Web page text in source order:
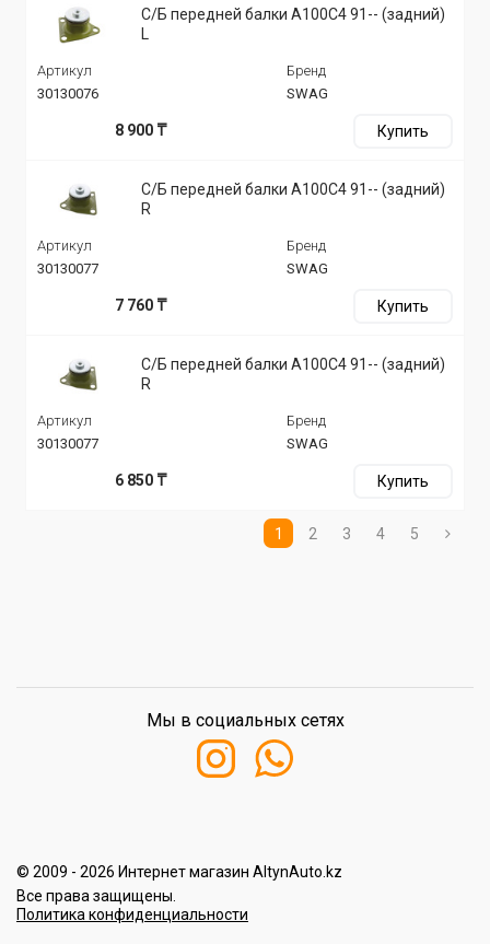
С/Б передней балки A100C4 91-- (задний)
L
Артикул
30130076
Бренд
SWAG
8 900 ₸ Купить
С/Б передней балки A100C4 91-- (задний)
R
Артикул
30130077
Бренд
SWAG
7 760 ₸ Купить
С/Б передней балки A100C4 91-- (задний)
R
Артикул
30130077
Бренд
SWAG
6 850 ₸ Купить
1 2 3 4 5
© 2009 - 2026 Интернет магазин AltynAuto.kz
Все права защищены.
Политика конфиденциальности
Мы в социальных сетях